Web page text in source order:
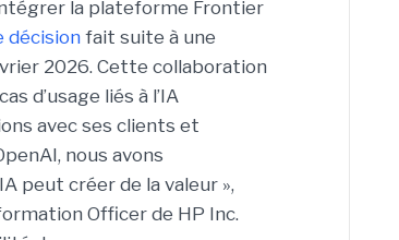
la plateforme Frontier
décisionfait suite à une
2026. Cette collaboration
d’usage liés à l’IA
avec ses clients et
nous avons
peut créer de la valeur »,
Officer de HP Inc.